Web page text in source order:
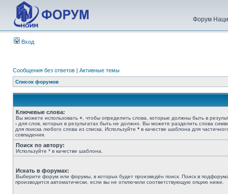
Форум
Вход
Сообщения без ответов | Активные темы
Список форумов
Ключевые слова:
Вы можете использовать + , чтобы определить слова, которые должны быть в
- для слов, которых в результатах быть не должно. Вы можете разделить слова
для поиска любого слова из списка. Используйте * в качестве шаблона для
совпадения.
Поиск по автору:
Используйте * в качестве шаблона.
Искать в форумах:
Выберите форум или форумы, в которых будет произведён поиск. Поиск в
производится автоматически, если вы не отключили соответствующую опцию ниже.